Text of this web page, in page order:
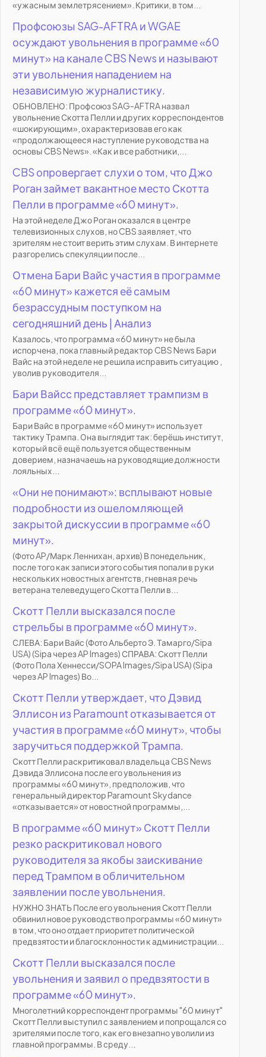
«ужасным землетрясением». Критики, в том...
Профсоюзы SAG-AFTRA и WGAE
осуждают увольнения в программе «60
минут» на канале CBS News и называют
эти увольнения нападением на
независимую журналистику.
ОБНОВЛЕНО: Профсоюз SAG-AFTRA назвал
увольнение Скотта Пелли и других корреспондентов
«шокирующим», охарактеризовав его как
«продолжающееся наступление руководства на
основы CBS News». «Как и все работники,...
CBS опровергает слухи о том, что Джо
Роган займет вакантное место Скотта
Пелли в программе «60 минут».
На этой неделе Джо Роган оказался в центре
телевизионных слухов, но CBS заявляет, что
зрителям не стоит верить этим слухам. В интернете
разгорелись спекуляции после...
Отмена Бари Вайс участия в программе
«60 минут» кажется её самым
безрассудным поступком на
сегодняшний день | Анализ
Казалось, что программа «60 минут» не была
испорчена, пока главный редактор CBS News Бари
Вайс на этой неделе не решила исправить ситуацию ,
уволив руководителя...
Бари Вайсс представляет трампизм в
программе «60 минут».
Бари Вайс в программе «60 минут» использует
тактику Трампа. Она выглядит так: берёшь институт,
который всё ещё пользуется общественным
доверием, назначаешь на руководящие должности
лояльных...
«Они не понимают»: всплывают новые
подробности из ошеломляющей
закрытой дискуссии в программе «60
минут».
(Фото AP/Марк Леннихан, архив) В понедельник,
после того как записи этого события попали в руки
нескольких новостных агентств, гневная речь
ветерана телеведущего Скотта Пелли в...
Скотт Пелли высказался после
стрельбы в программе «60 минут».
СЛЕВА: Бари Вайс (Фото Альберто Э. Тамарго/Sipa
USA) (Sipa через AP Images) СПРАВА: Скотт Пелли
(Фото Пола Хеннесси/SOPA Images/Sipa USA) (Sipa
через AP Images) Во...
Скотт Пелли утверждает, что Дэвид
Эллисон из Paramount отказывается от
участия в программе «60 минут», чтобы
заручиться поддержкой Трампа.
Скотт Пелли раскритиковал владельца CBS News
Дэвида Эллисона после его увольнения из
программы «60 минут», предположив, что
генеральный директор Paramount Skydance
«отказывается» от новостной программы,...
В программе «60 минут» Скотт Пелли
резко раскритиковал нового
руководителя за якобы заискивание
перед Трампом в обличительном
заявлении после увольнения.
НУЖНО ЗНАТЬ После его увольнения Скотт Пелли
обвинил новое руководство программы «60 минут»
в том, что оно отдает приоритет политической
предвзятости и благосклонности к администрации...
Скотт Пелли высказался после
увольнения и заявил о предвзятости в
программе «60 минут».
Многолетний корреспондент программы "60 минут"
Скотт Пелли выступил с заявлением и попрощался со
зрителями после того, как его внезапно уволили из
главной программы. В среду...